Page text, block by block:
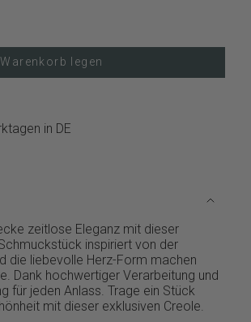
Warenkorb legen
in DE
zeitlose Eleganz mit dieser
inspiriert von der
die liebevolle Herz-Form machen
Dank hochwertiger Verarbeitung und
für jeden Anlass. Trage ein Stück
mit dieser exklusiven Creole.